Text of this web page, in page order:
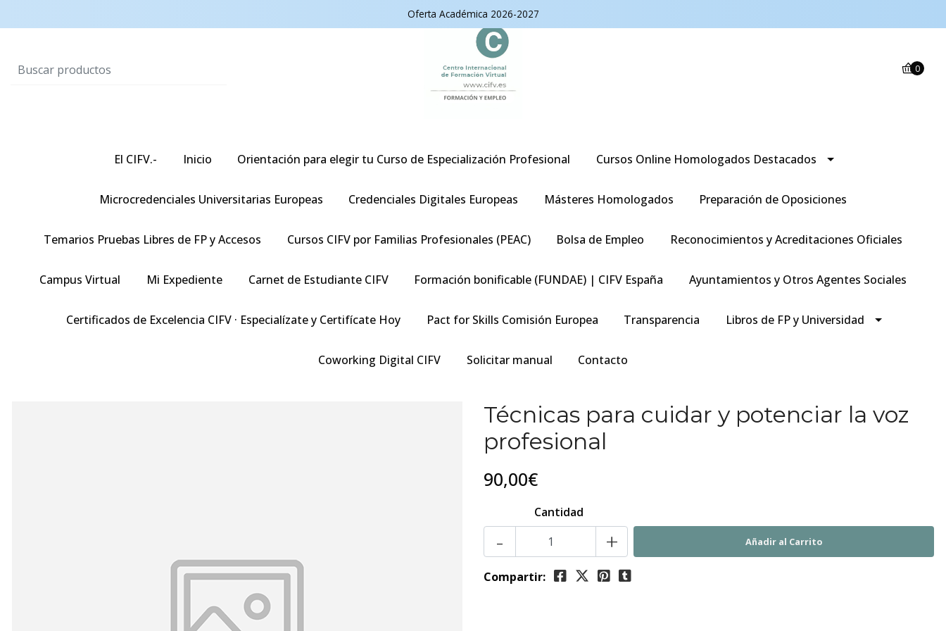
Oferta Académica 2026-2027
0
El CIFV.- Inicio Orientación para elegir tu Curso de Especialización Profesional Cursos Online Homologados Destacados
Microcredenciales Universitarias Europeas Credenciales Digitales Europeas Másteres Homologados Preparación de Oposiciones
Temarios Pruebas Libres de FP y Accesos Cursos CIFV por Familias Profesionales (PEAC) Bolsa de Empleo Reconocimientos y Acreditaciones Oficiales
Campus Virtual Mi Expediente Carnet de Estudiante CIFV Formación bonificable (FUNDAE) | CIFV España Ayuntamientos y Otros Agentes Sociales
Certificados de Excelencia CIFV · Especialízate y Certifícate Hoy Pact for Skills Comisión Europea Transparencia Libros de FP y Universidad
Coworking Digital CIFV Solicitar manual Contacto
Técnicas para cuidar y potenciar la voz
profesional
90,00€
Cantidad
- +
Compartir: